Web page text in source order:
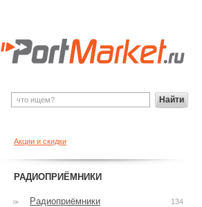
Акции и скидки
РАДИОПРИЁМНИКИ
Радиоприёмники 134
Найти